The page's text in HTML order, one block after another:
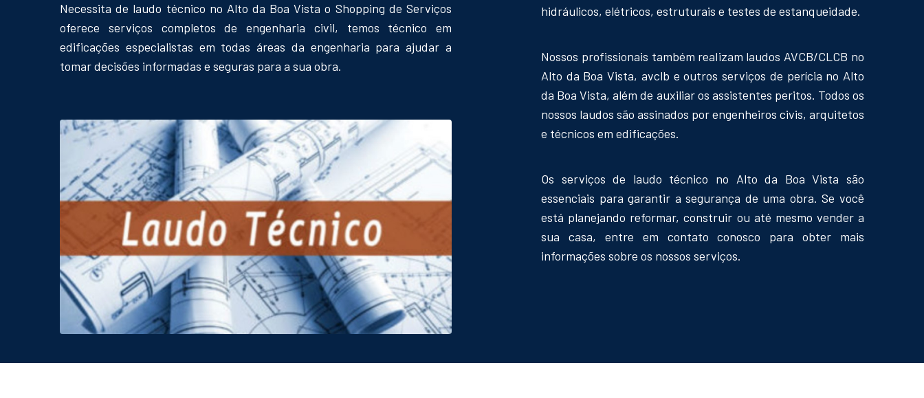
Necessita de laudo técnico no Alto da Boa Vista o Shopping de Serviços
oferece serviços completos de engenharia civil, temos técnico em
edificações especialistas em todas áreas da engenharia para ajudar a
tomar decisões informadas e seguras para a sua obra.
hidráulicos, elétricos, estruturais e testes de estanqueidade.
Nossos profissionais também realizam laudos AVCB/CLCB no
Alto da Boa Vista, avclb e outros serviços de perícia no Alto
da Boa Vista, além de auxiliar os assistentes peritos. Todos os
nossos laudos são assinados por engenheiros civis, arquitetos
e técnicos em edificações.
Os serviços de laudo técnico no Alto da Boa Vista são
essenciais para garantir a segurança de uma obra. Se você
está planejando reformar, construir ou até mesmo vender a
sua casa, entre em contato conosco para obter mais
informações sobre os nossos serviços.